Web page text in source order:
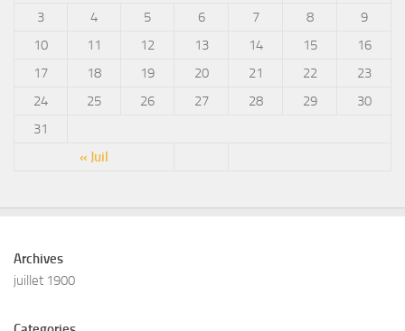
« Juil
3
4 5 6 7 8
9
10
11 12 13 14 15
16
17
18 19 20 21 22
23
24
25 26 27 28 29
30
31
Archives
juillet 1900